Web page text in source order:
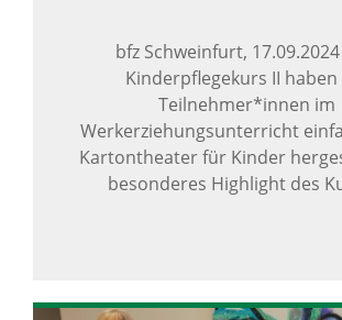
bfz Schweinfurt, 17.09.2024
Kinderpflegekurs II haben
Teilnehmer*innen im
Werkerziehungsunterricht
Kartontheater für Kinder
besonderes Highlight des